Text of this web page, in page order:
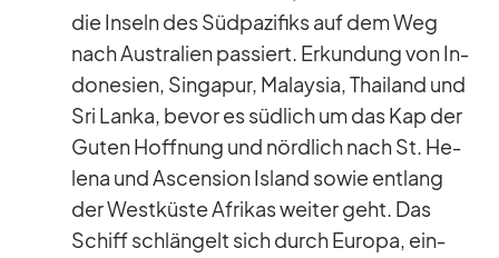
die In­seln des Süd­pa­zi­fiks auf dem Weg
nach Aus­tra­lien pas­siert. Er­kun­dung von In­
do­ne­sien, Sin­ga­pur, Ma­lay­sia, Thai­land und
Sri Lanka, be­vor es süd­lich um das Kap der
Gu­ten Hoff­nung und nörd­lich nach St. He­
lena und As­cen­sion Is­land so­wie ent­lang
der West­küste Afri­kas wei­ter geht. Das
Schiff schlän­gelt sich durch Eu­ropa, ein­